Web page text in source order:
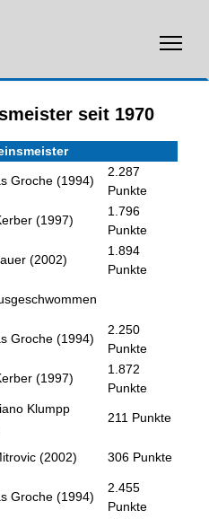
seit 1970
Groche (1994)
2.287
Punkte
(1997)
1.796
Punkte
(2002)
1.894
Punkte
Groche (1994)
2.250
Punkte
(1997)
1.872
Punkte
Klumpp
211 Punkte
(2002) 306 Punkte
Groche (1994)
2.455
Punkte